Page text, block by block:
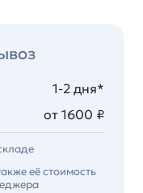
1-2 дня*
от 1600 ₽
её стоимость